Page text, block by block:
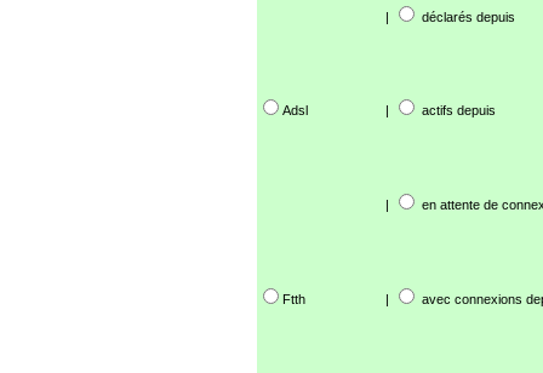
| déclarés depuis
Adsl | actifs depuis
| en attente de
Ftth | avec connexions